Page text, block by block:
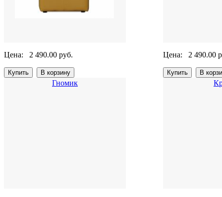
Цена: 2 490.00 руб. Цена: 2 490.00
Гномик